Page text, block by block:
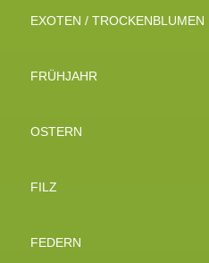
EXOTEN / TROCKENBLUMEN
FRÜHJAHR
OSTERN
FILZ
FEDERN